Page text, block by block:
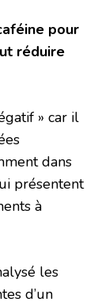
pour
réduire
» car il
dans
présentent
à
les
d’un